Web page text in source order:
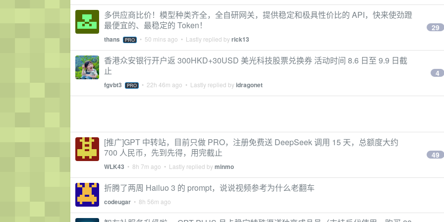
多供应商比价！模型种类齐全，全自研网关，提供稳定和极具性价比的 API，快来使劲蹬
最便宜的、最稳定的 Token！
thans PRO • 50 mins ago • Lastly replied byrick13
29
香港众安银行开户返 300HKD+30USD 美光科技股票兑换券 活动时间 8.6 日至 9.9 日截
止
fgvbt3 PRO • 22h 46m ago • Lastly replied byidragonet
4
[推广]GPT 中转站，目前只做 PRO，注册免费送 DeepSeek 调用 15 天，总额度大约
700 人民币，先到先得，用完截止
WLK43 • 8h 7m ago • Lastly replied byminmo
49
折腾了两周 Hailuo 3 的 prompt，说说视频参考为什么老翻车
codeugar • 8h 56m ago